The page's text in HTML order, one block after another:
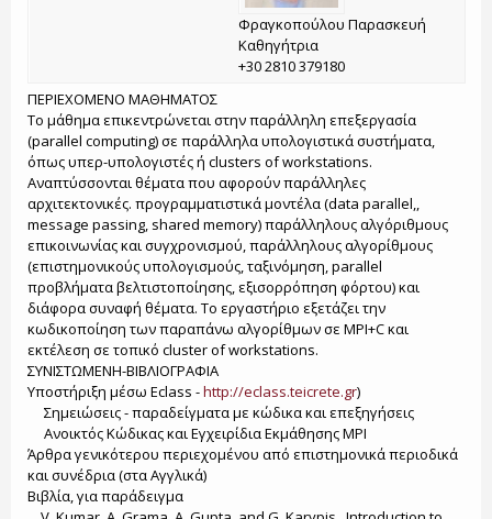
Φραγκοπούλου Παρασκευή
Καθηγήτρια
+30 2810 379180
ΠΕΡΙΕΧΟΜΕΝΟ ΜΑΘΗΜΑΤΟΣ
Το μάθημα επικεντρώνεται στην παράλληλη επεξεργασία
(parallel computing) σε παράλληλα υπολογιστικά συστήματα,
όπως υπερ-υπολογιστές ή clusters of workstations.
Αναπτύσσονται θέματα που αφορούν παράλληλες
αρχιτεκτονικές. προγραμματιστικά μοντέλα (data parallel,,
message passing, shared memory) παράλληλους αλγόριθμους
επικοινωνίας και συγχρονισμού, παράλληλους αλγορίθμους
(επιστημονικούς υπολογισμούς, ταξινόμηση, parallel
προβλήματα βελτιστοποίησης, εξισορρόπηση φόρτου) και
διάφορα συναφή θέματα. Το εργαστήριο εξετάζει την
κωδικοποίηση των παραπάνω αλγορίθμων σε ΜPI+C και
εκτέλεση σε τοπικό cluster of workstations.
ΣΥΝΙΣΤΩΜΕΝΗ-ΒΙΒΛΙΟΓΡΑΦΙΑ
Υποστήριξη μέσω Eclass -http://eclass.teicrete.gr)
Σημειώσεις - παραδείγματα με κώδικα και επεξηγήσεις
Ανοικτός Κώδικας και Εγχειρίδια Εκμάθησης MPI
Άρθρα γενικότερου περιεχομένου από επιστημονικά περιοδικά
και συνέδρια (στα Αγγλικά)
Βιβλία, για παράδειγμα